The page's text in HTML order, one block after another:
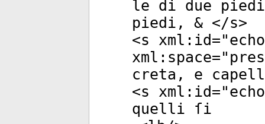
le di due
piedi, & </s>
<s xml:id="
xml:space="
creta, e
<s xml:id="
quelli ſi